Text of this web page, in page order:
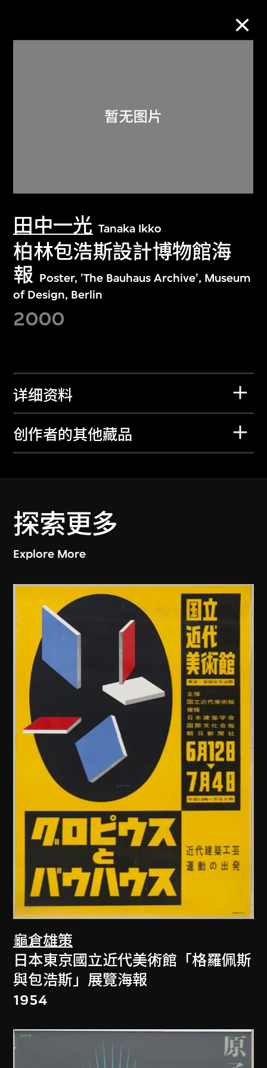
田中一光 Tanaka Ikko
柏林包浩斯設計博物館海
報 Poster, 'The Bauhaus Archive', Museum
of Design, Berlin
2000
详细资料
创作者的其他藏品
探索更多
Explore More
龜倉雄策
日本東京國立近代美術館「格羅佩斯
與包浩斯」展覽海報
1954
关于M+藏品
探索世界顶级的二十及二十一世纪视觉
文化藏品。